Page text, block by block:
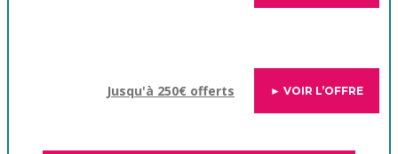
Jusqu'à 250€ offerts ► VOIR L’OFFRE